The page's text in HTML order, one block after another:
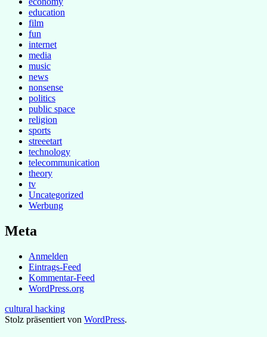
education
film
fun
internet
media
music
news
nonsense
politics
public space
religion
sports
streeetart
technology
telecommunication
theory
tv
Uncategorized
Werbung
Meta
Anmelden
Eintrags-Feed
Kommentar-Feed
WordPress.org
cultural hacking
Stolz präsentiert von WordPress.